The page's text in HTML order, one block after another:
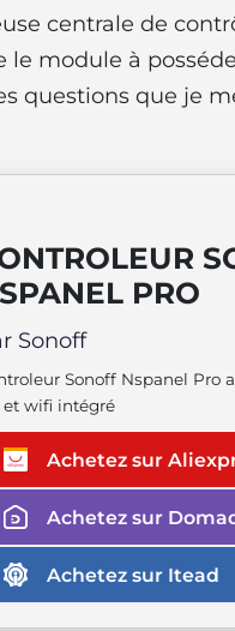
centrale de
module à
questions que je
PRO
Sonoff
Sonoff Nspanel Pro
et wifi intégré
Achetez sur
Achetez sur
Achetez sur Itead